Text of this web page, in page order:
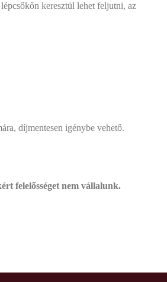
keresztül lehet feljutni, az
díjmentesen igénybe vehető.
felelősséget nem vállalunk.